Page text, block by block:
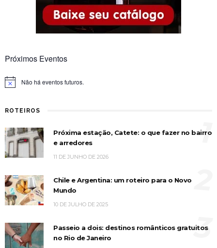
Próximos Eventos
Notice Não há eventos futuros.
ROTEIROS
Próxima estação, Catete: o que fazer no bairro
e arredores
11 DE JUNHO DE 2026
1
Chile e Argentina: um roteiro para o Novo
Mundo
10 DE JULHO DE 2025
Passeio a dois: destinos românticos gratuitos
no Rio de Janeiro
3